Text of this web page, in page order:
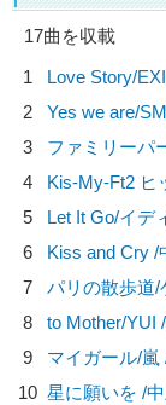
17曲を収載
1
Love Story/
2
Yes we are/
3
ファミリーパ
4
Kis-My-Ft2 ヒ
5
Let It Go/イデ
6
Kiss and Cry /
7
パリの散歩道/
8
to Mother/YUI
9
マイガール/嵐
10 星に願いを /